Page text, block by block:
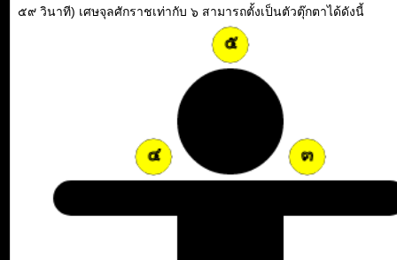
๕๙ วินาที) เศษจุลศักราชเท่ากับ ๖ สามารถตั้งเป็นตัวตุ๊กตาได้ดังนี้